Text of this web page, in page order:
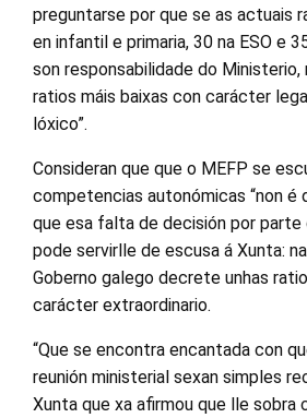
preguntarse por que se as actuais
en infantil e primaria, 30 na ESO e
son responsabilidade do Ministerio,
ratios máis baixas con carácter
lóxico”.
Consideran que que o MEFP se
competencias autonómicas “non é
que esa falta de decisión por parte
pode servirlle de escusa á Xunta:
Goberno galego decrete unhas
carácter extraordinario.
“Que se encontra encantada con
reunión ministerial sexan simples
Xunta que xa afirmou que lle sobra